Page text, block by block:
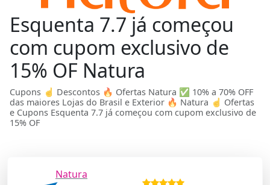
Esquenta 7.7 já começou
com cupom exclusivo de
15% OF Natura
Cupons ☝ Descontos 🔥 Ofertas Natura ✅ 10% a 70% OFF
das maiores Lojas do Brasil e Exterior 🔥 Natura ☝ Ofertas
e Cupons Esquenta 7.7 já começou com cupom exclusivo de
15% OF
Natura